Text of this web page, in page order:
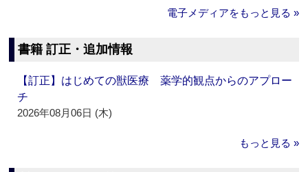
電子メディアをもっと見る »
書籍 訂正・追加情報
【訂正】はじめての獣医療 薬学的観点からのアプロー
チ
2026年08月06日 (木)
もっと見る »